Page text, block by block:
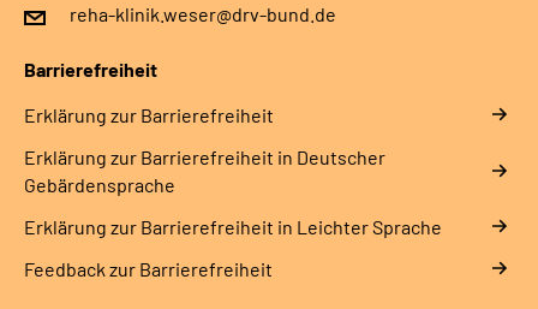
reha-klinik.weser@drv-bund.de
Barrierefreiheit
Erklärung zur Barrierefreiheit
Erklärung zur Barrierefreiheit in Deutscher
Gebärdensprache
Erklärung zur Barrierefreiheit in Leichter Sprache
Feedback zur Barrierefreiheit